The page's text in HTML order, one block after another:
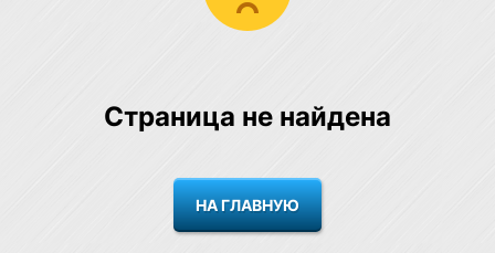
Страница не найдена
НА ГЛАВНУЮ